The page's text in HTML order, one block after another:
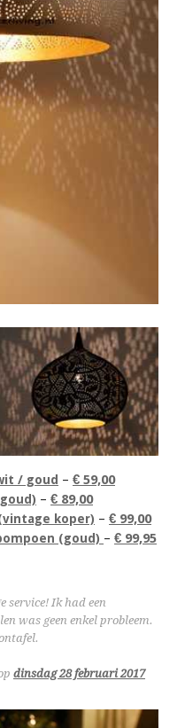
/ goud – € 59,00
– € 89,00
koper) – € 99,00
(goud) – € 99,95
service! Ik had een
was geen enkel probleem.
dinsdag 28 februari 2017